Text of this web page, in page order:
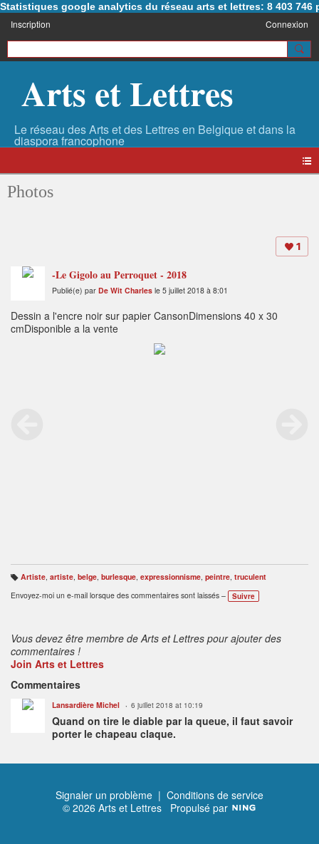
Statistiques google analytics du réseau arts et lettres: 8 403 746
Inscription Connexion
Arts et Lettres
Photos
1
-Le Gigolo au Perroquet - 2018
Publié(e) par De Wit Charles le 5 juillet 2018 à 8:01
Dessin a l'encre noir sur papier CansonDimensions 40 x 30
cmDisponible a la vente
B
ali
s
Artiste, artiste, belge, burlesque, expressionnisme, peintre, truculent
Envoyez-moi un e-mail lorsque des commentaires sont laissés –
Suivre
Vous devez être membre de Arts et Lettres pour ajouter des
commentaires !
Join Arts et Lettres
Commentaires
Lansardière Michel 6 juillet 2018 at 10:19
Quand on tire le diable par la queue, il faut savoir
porter le chapeau claque.
Signaler un problème | Conditions de service
© 2026 Arts et Lettres Propulsé par